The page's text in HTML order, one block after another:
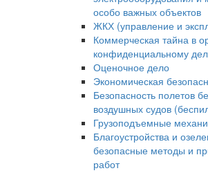
особо важных объектов
ЖКХ (управление и
Коммерческая тайна в
конфиденциальному
Оценочное дело
Экономическая
Безопасность полетов
воздушных судов
Грузоподъемные
Благоустройства и
безопасные методы и
работ